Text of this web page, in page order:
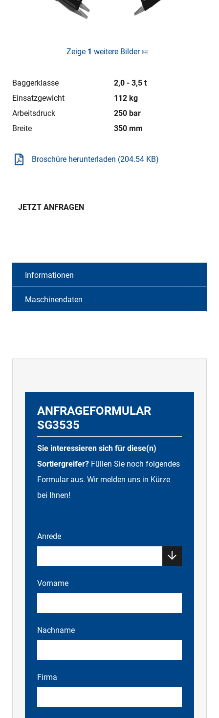
Zeige 1 weitere Bilder
Baggerklasse
2,0 - 3,5 t
Einsatzgewicht
112 kg
Arbeitsdruck
250 bar
Breite
350 mm
Broschüre herunterladen (204.54 KB)
JETZT ANFRAGEN
Informationen
Maschinendaten
ANFRAGEFORMULAR
SG3535
Sie interessieren sich für diese(n)
Sortiergreifer? Füllen Sie noch folgendes
Formular aus. Wir melden uns in Kürze
bei Ihnen!
Anrede
Vorname
Nachname
Firma